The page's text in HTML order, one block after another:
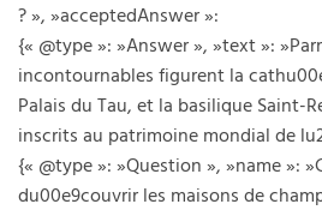
? », »acceptedAnswer »:
{« @type »: »Answer », »text »:
incontournables figurent la
Palais du Tau, et la basilique Saint-
inscrits au patrimoine mondial de
{« @type »: »Question », »name »:
du00e9couvrir les maisons de